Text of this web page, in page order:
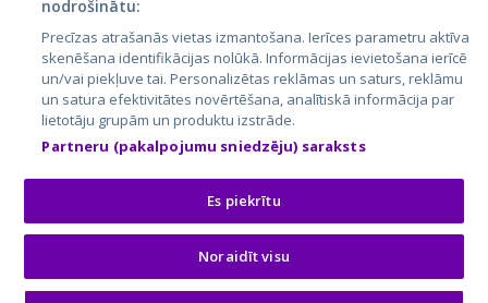
City24.lv
City24.ee
GetaPro.lv
GetaPro.ee
Skelbiu.lt
Autoplius.lt
Aruodas.lt
CVbankas.lt
Kainos.lt
Paslaugos.lt
auto24.ee
Osta.ee
KuldneBörs.ee
© 2026 GetaPro. Все права защищены.
nodrošinātu:
Precīzas atrašanās vietas izmantošana. Ierīces parametru aktīva
skenēšana identifikācijas nolūkā. Informācijas ievietošana ierīcē
un/vai piekļuve tai. Personalizētas reklāmas un saturs, reklāmu
un satura efektivitātes novērtēšana, analītiskā informācija par
lietotāju grupām un produktu izstrāde.
Partneru (pakalpojumu sniedzēju) saraksts
Es piekrītu
Noraidīt visu